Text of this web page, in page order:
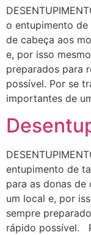
o entupimento
de cabeça aos
e, por isso
preparados para
possível. Por se
importantes de
entupimento de
para as donas de
um local e, por
sempre
rápido possível.